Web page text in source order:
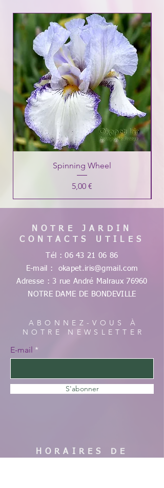
Spinning Wheel
Prix
5,00 €
NOTRE JARDIN
CONTACTS UTILES
Tél :06 43 21 06 86
E-mail : okapet.iris@gmail.com
Adresse : 3 rue André Malraux 76960
NOTRE DAME DE BONDEVILLE
ABONNEZ-VOUS À
NOTRE NEWSLETTER
E-mail
S'abonner
HORAIRES DE